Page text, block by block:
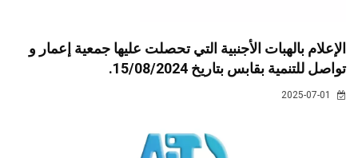
الإعلام بالهبات الأجنبية التي تحصلت عليها جمعية إعمار و
تواصل للتنمية بقابس بتاريخ 15/08/2024.